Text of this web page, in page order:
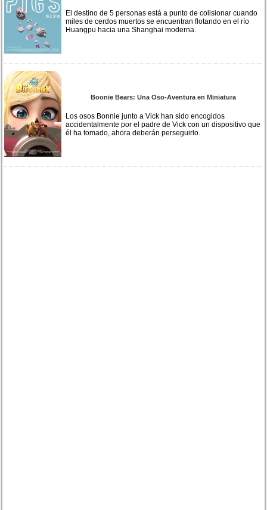
El destino de 5 personas está a punto de colisionar cuando
miles de cerdos muertos se encuentran flotando en el río
Huangpu hacia una Shanghai moderna.
Boonie Bears: Una Oso-Aventura en Miniatura
Los osos Bonnie junto a Vick han sido encogidos
accidentalmente por el padre de Vick con un dispositivo que
él ha tomado, ahora deberán perseguirlo.